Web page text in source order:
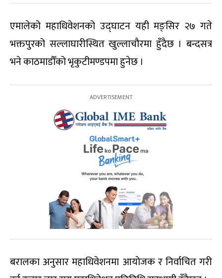
एमालेको महाधिवेशनको उद्घाटन यही मङ्सिर २७ गते
भक्तपुरको सल्लाघारीस्थित खुल्लाचौरमा हुँदैछ । बन्दसत्र
भने काठमाडौँको भृकुटीमण्डपमा हुनेछ ।
बरालका अनुसार महाधिवेशनमा आयोजक र निर्वाचित गरी